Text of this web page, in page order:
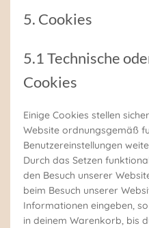
5. Cookies
5.1 Technische
Cookies
Einige Cookies stellen
Website ordnungsgemäß
Benutzereinstellungen
Durch das Setzen
den Besuch unserer
beim Besuch unserer
Informationen eingeben,
in deinem Warenkorb, bis